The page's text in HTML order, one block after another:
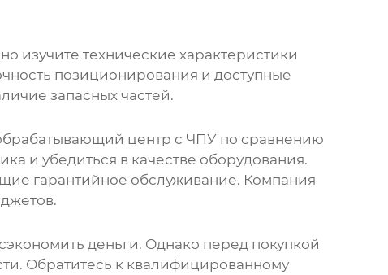
изучите технические характеристики
позиционирования и доступные
запасных частей.
центр с ЧПУ по сравнению
и убедиться в качестве оборудования.
гарантийное обслуживание. Компания
деньги. Однако перед покупкой
Обратитесь к квалифицированному